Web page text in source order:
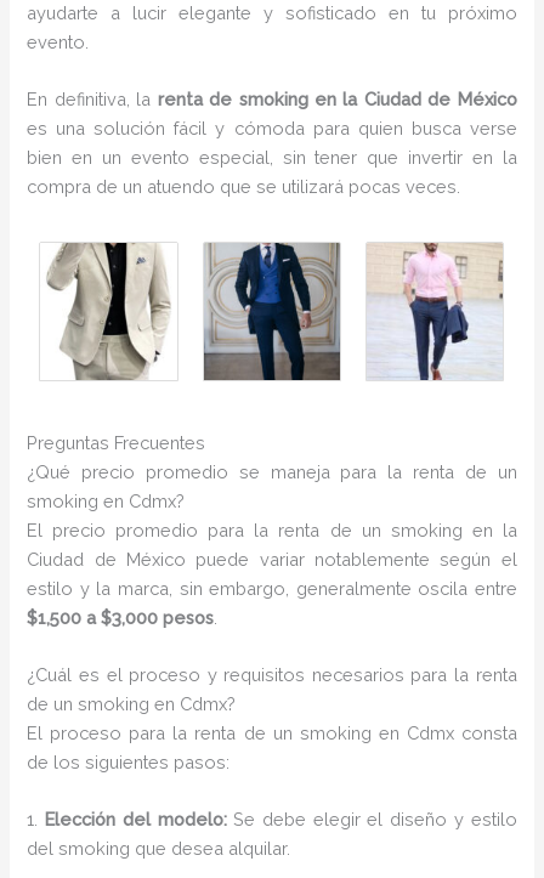
ayudarte a lucir elegante y sofisticado en tu próximo
evento.
En definitiva, la renta de smoking en la Ciudad de México
es una solución fácil y cómoda para quien busca verse
bien en un evento especial, sin tener que invertir en la
compra de un atuendo que se utilizará pocas veces.
Preguntas Frecuentes
¿Qué precio promedio se maneja para la renta de un
smoking en Cdmx?
El precio promedio para la renta de un smoking en la
Ciudad de México puede variar notablemente según el
estilo y la marca, sin embargo, generalmente oscila entre
$1,500 a $3,000 pesos
¿Cuál es el proceso y requisitos necesarios para la renta
de un smoking en Cdmx?
El proceso para la renta de un smoking en Cdmx consta
de los siguientes pasos:
1. Elección del modelo:Se debe elegir el diseño y estilo
del smoking que desea alquilar.